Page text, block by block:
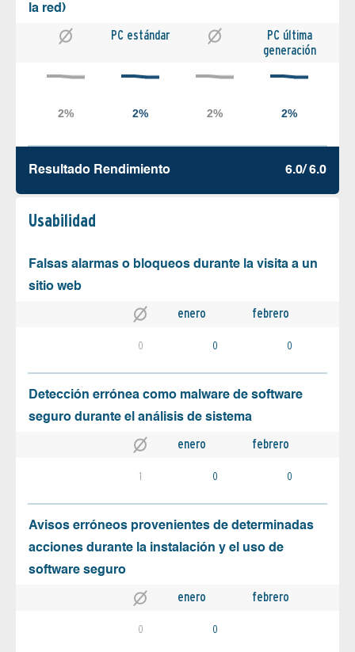
la red)
PC estándar
PC última
generación
Resultado Rendimiento 6.0/ 6.0
Usabilidad
Falsas alarmas o bloqueos durante la visita a un
sitio web
enero febrero
0 0 0
Detección errónea como malware de software
seguro durante el análisis de sistema
enero febrero
1 0 0
Avisos erróneos provenientes de determinadas
acciones durante la instalación y el uso de
software seguro
enero febrero
0 0